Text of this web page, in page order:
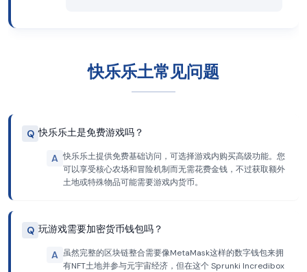
快乐乐土常见问题
Q 快乐乐土是免费游戏吗？
A 快乐乐土提供免费基础访问，可选择游戏内购买高级功能。您
可以享受核心农场和冒险机制而无需花费金钱，不过获取额外
土地或特殊物品可能需要游戏内货币。
Q 玩游戏需要加密货币钱包吗？
A 虽然完整的区块链整合需要像MetaMask这样的数字钱包来拥
有NFT土地并参与元宇宙经济，但在这个 Sprunki Incredibox